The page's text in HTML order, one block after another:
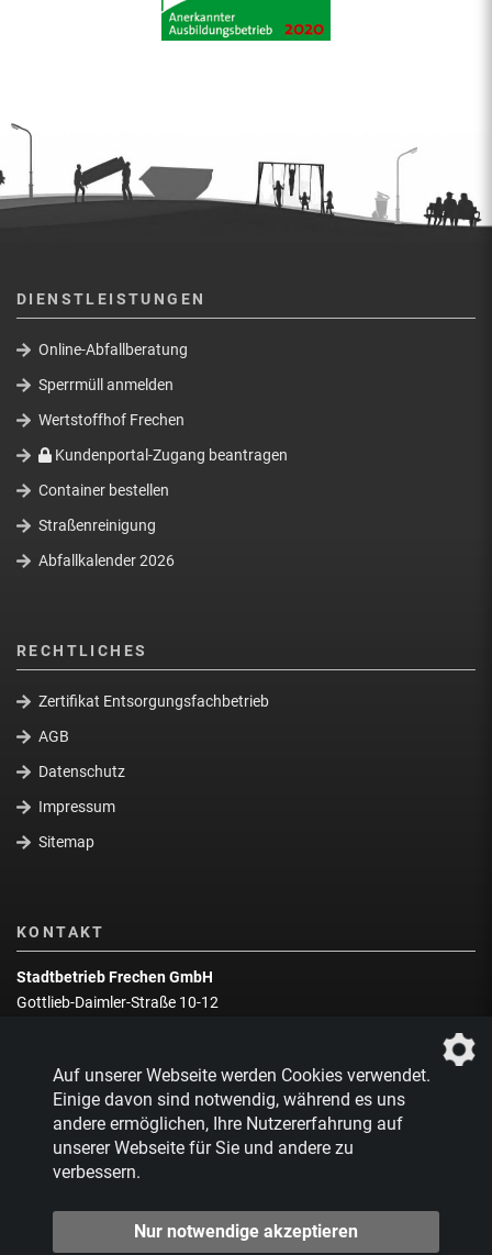
DIENSTLEISTUNGEN
Online-Abfallberatung
Sperrmüll anmelden
Wertstoffhof Frechen
Kundenportal-Zugang beantragen
Container bestellen
Straßenreinigung
Abfallkalender 2026
RECHTLICHES
Zertifikat Entsorgungsfachbetrieb
AGB
Datenschutz
Impressum
Sitemap
KONTAKT
Stadtbetrieb Frechen GmbH
Gottlieb-Daimler-Straße 10-12
Zentrale:02234 9217-0
Abfallberatung:02234 9217-17
Auf unserer Webseite werden Cookies verwendet.
Einige davon sind notwendig, während es uns
andere ermöglichen, Ihre Nutzererfahrung auf
unserer Webseite für Sie und andere zu
verbessern.
Nur notwendige akzeptieren